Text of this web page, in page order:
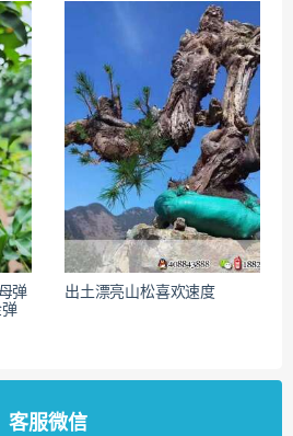
弹
出土漂亮山松喜欢速度
客服微信